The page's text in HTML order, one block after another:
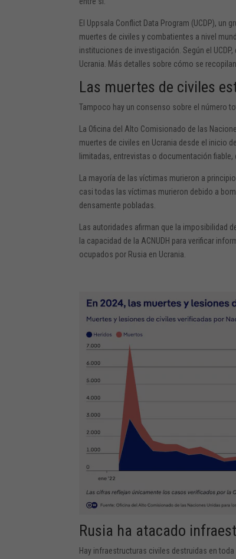
El Uppsala Conflict Data Program (UCDP), un
muertes de civiles y combatientes a nivel
instituciones de investigación. Según el
Ucrania. Más detalles sobre cómo se
Las muertes de civiles
Tampoco hay un consenso sobre el número
La Oficina del Alto Comisionado de las
muertes de civiles en Ucrania desde el inicio
limitadas, entrevistas o documentación
La mayoría de las víctimas murieron a
casi todas las víctimas murieron debido a
densamente pobladas.
Las autoridades afirman que la imposibilidad
la capacidad de la ACNUDH para verificar
ocupados por Rusia en Ucrania.
Rusia ha atacado
Hay infraestructuras civiles destruidas en